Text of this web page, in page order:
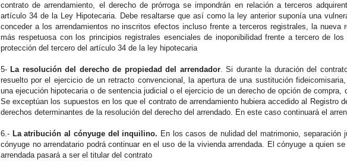
contrato de arrendamiento, el derecho de prórroga se impondrán en relación a terceros
artículo 34 de la Ley Hipotecaria. Debe resaltarse que así como la ley anterior suponía una
conceder a los arrendamientos no inscritos efectos incluso frente a terceros registrales, la nueva
más respetuosa con los principios registrales esenciales de inoponibilidad frente a tercero de
protección del tercero del artículo 34 de la ley hipotecaria
5- La resolución del derecho de propiedad del arrendador. Si durante la duración del
resuelto por el ejercicio de un retracto convencional, la apertura de una sustitución
una ejecución hipotecaria o de sentencia judicial o el ejercicio de un derecho de opción de compra,
Se exceptúan los supuestos en los que el contrato de arrendamiento hubiera accedido al Registro
derechos determinantes de la resolución del derecho del arrendado. En este caso continuará el
6.- La atribución al cónyuge del inquilino. En los casos de nulidad del matrimonio, separación
cónyuge no arrendatario podrá continuar en el uso de la vivienda arrendada. El cónyuge a quien
arrendada pasará a ser el titular del contrato